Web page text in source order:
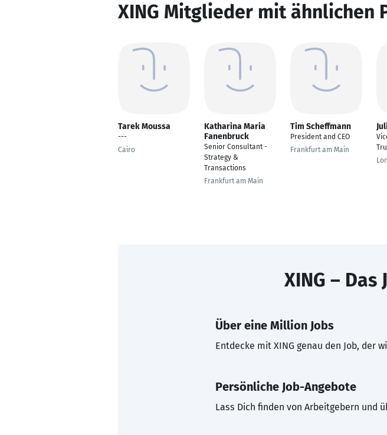
XING Mitglieder mit ähnlichen
Tarek Moussa
---
Cairo
Katharina Maria
Fanenbruck
Senior Consultant -
Strategy &
Transactions
Frankfurt am Main
Tim Scheffmann
President and CEO
Frankfurt am Main
XING –
Über eine Million Jobs
Entdecke mit XING genau den Job, der
Persönliche Job-Angebote
Lass Dich finden von Arbeitgebern und